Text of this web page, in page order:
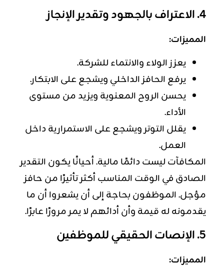
4. الاعتراف بالجهود وتقدير الإنجاز
المميزات:
يعزز الولاء والانتماء للشركة.
يرفع الحافز الداخلي ويشجع على الابتكار.
يحسن الروح المعنوية ويزيد من مستوى
الأداء.
يقلل التوتر ويشجع على الاستمرارية داخل
العمل.
المكافآت ليست دائمًا مالية. أحيانًا يكون التقدير
الصادق في الوقت المناسب أكثر تأثيرًا من حافز
مؤجل. الموظفون بحاجة إلى أن يشعروا أن ما
يقدمونه له قيمة وأن أدائهم لا يمر مرورًا عابرًا.
5. الإنصات الحقيقي للموظفين
المميزات: